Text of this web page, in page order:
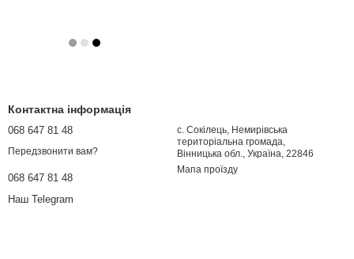
Контактна інформація
068 647 81 48
Передзвонити вам?
068 647 81 48
Наш Telegram
с. Сокілець, Немирівська
територіальна громада,
Вінницька обл., Україна, 22846
Мапа проїзду